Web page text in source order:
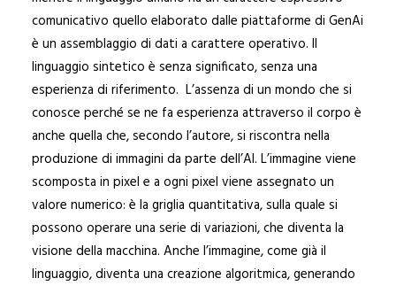
comunicativo quello elaborato dalle piattaforme di GenAi
è un assemblaggio di dati a carattere operativo. Il
linguaggio sintetico è senza significato, senza una
esperienza di riferimento. L’assenza di un mondo che si
conosce perché se ne fa esperienza attraverso il corpo è
anche quella che, secondo l’autore, si riscontra nella
produzione di immagini da parte dell’AI. L’immagine viene
scomposta in pixel e a ogni pixel viene assegnato un
valore numerico: è la griglia quantitativa, sulla quale si
possono operare una serie di variazioni, che diventa la
visione della macchina. Anche l’immagine, come già il
linguaggio, diventa una creazione algoritmica, generando